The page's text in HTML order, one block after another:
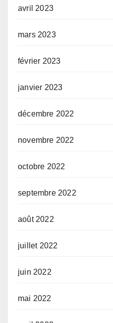
avril 2023
mars 2023
février 2023
janvier 2023
décembre 2022
novembre 2022
octobre 2022
septembre 2022
août 2022
juillet 2022
juin 2022
mai 2022